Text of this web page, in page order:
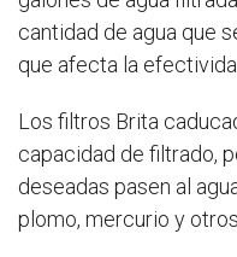
cantidad de agua que
que afecta la
Los filtros Brita
capacidad de filtrado,
deseadas pasen al
plomo, mercurio y